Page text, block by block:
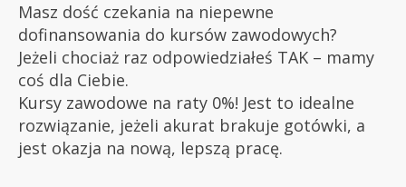
Masz dość czekania na niepewne
dofinansowania do kursów zawodowych?
Jeżeli chociaż raz odpowiedziałeś TAK – mamy
coś dla Ciebie.
Kursy zawodowe na raty 0%! Jest to idealne
rozwiązanie, jeżeli akurat brakuje gotówki, a
jest okazja na nową, lepszą pracę.